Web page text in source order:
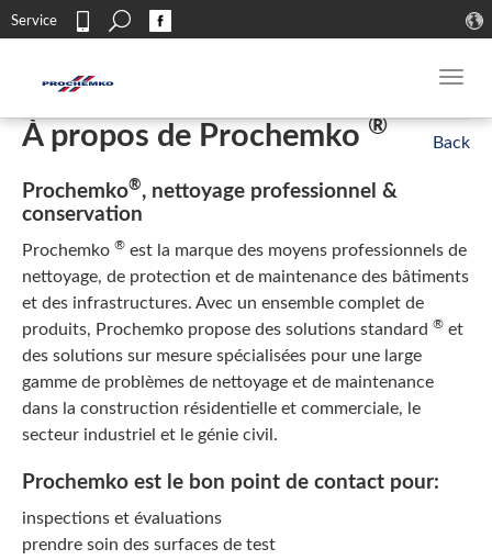
Service ContactSearch
À propos de Prochemko ®
Prochemko®, nettoyage professionnel &
conservation
Prochemko ® est la marque des moyens professionnels de
nettoyage, de protection et de maintenance des bâtiments
et des infrastructures. Avec un ensemble complet de
produits, Prochemko propose des solutions standard ® et
des solutions sur mesure spécialisées pour une large
gamme de problèmes de nettoyage et de maintenance
dans la construction résidentielle et commerciale, le
secteur industriel et le génie civil.
Prochemko est le bon point de contact pour:
inspections et évaluations
prendre soin des surfaces de test